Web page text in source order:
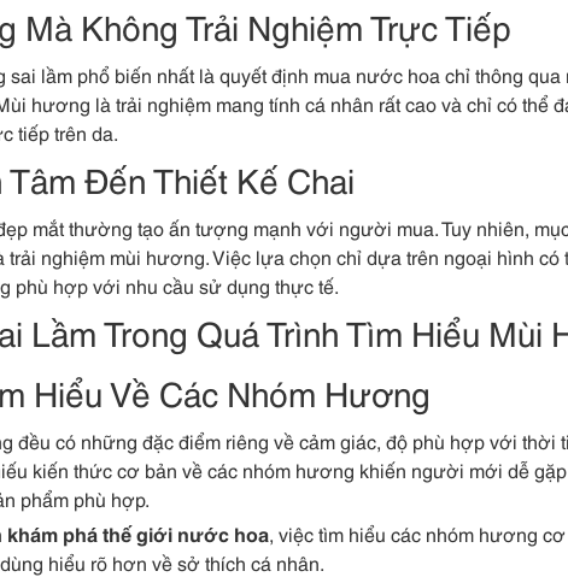
Mà Không Trải Nghiệm Trực Tiếp
sai lầm phổ biến nhất là quyết định mua nước hoa chỉ thông qua
hương là trải nghiệm mang tính cá nhân rất cao và chỉ có thể
tiếp trên da.
Tâm Đến Thiết Kế Chai
mắt thường tạo ấn tượng mạnh với người mua. Tuy nhiên,
trải nghiệm mùi hương. Việc lựa chọn chỉ dựa trên ngoại hình có
phù hợp với nhu cầu sử dụng thực tế.
Lầm Trong Quá Trình Tìm Hiểu Mùi
Hiểu Về Các Nhóm Hương
đều có những đặc điểm riêng về cảm giác, độ phù hợp với thời
kiến thức cơ bản về các nhóm hương khiến người mới dễ
phẩm phù hợp.
khám phá thế giới nước hoa, việc tìm hiểu các nhóm hương
hiểu rõ hơn về sở thích cá nhân.